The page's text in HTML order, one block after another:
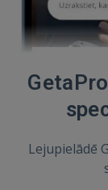
Lejupielādē